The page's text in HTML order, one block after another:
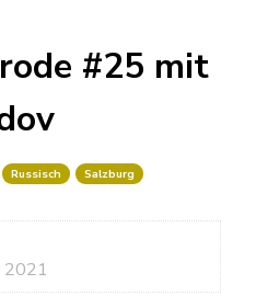
#25 mit
Russisch Salzburg
2021